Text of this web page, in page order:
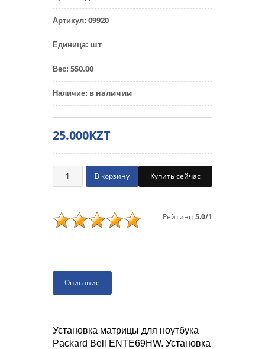
Артикул: 09920
Единица: шт
Вес: 550.00
Наличие: в наличии
25.000KZT
Купить сейчас
Рейтинг:5.0/1
Описание
Установка матрицы для ноутбука
Packard Bell ENTE69HW. Установка